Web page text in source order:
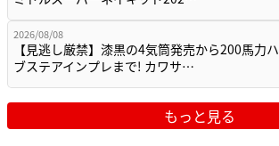
2026/08/08
【見逃し厳禁】漆黒の4気筒発売から200馬力ハ
ブステアインプレまで! カワサ…
もっと見る